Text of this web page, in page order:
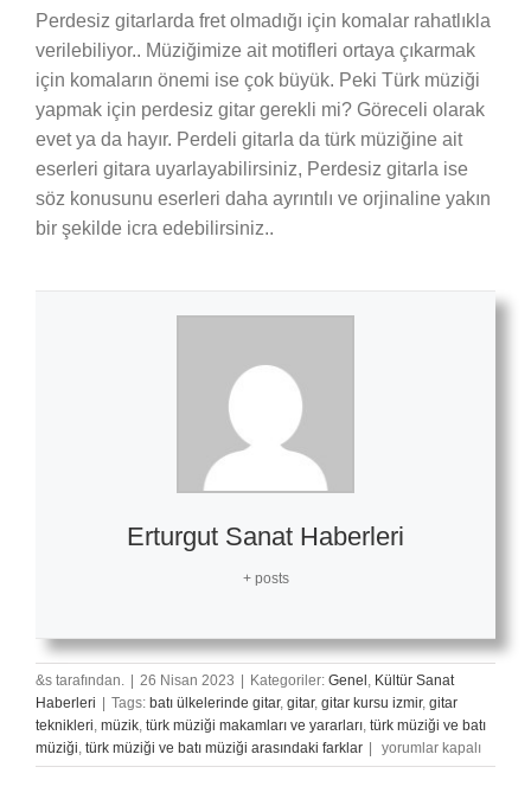
Perdesiz gitarlarda fret olmadığı için komalar rahatlıkla
verilebiliyor.. Müziğimize ait motifleri ortaya çıkarmak
için komaların önemi ise çok büyük. Peki Türk müziği
yapmak için perdesiz gitar gerekli mi? Göreceli olarak
evet ya da hayır. Perdeli gitarla da türk müziğine ait
eserleri gitara uyarlayabilirsiniz, Perdesiz gitarla ise
söz konusunu eserleri daha ayrıntılı ve orjinaline yakın
bir şekilde icra edebilirsiniz..
Erturgut Sanat Haberleri
+ posts
&s tarafından. | 26 Nisan 2023 | Kategoriler: Genel Kültür Sanat
Haberleri | Tags: batı ülkelerinde gitar, gitar, gitar kursu izmir, gitar
teknikleri müzik türk müziği makamları ve yararları türk müziği ve batı
müziği türk müziği ve batı müziği arasındaki farklar |
Gitar
İle
yorumlar kapalı